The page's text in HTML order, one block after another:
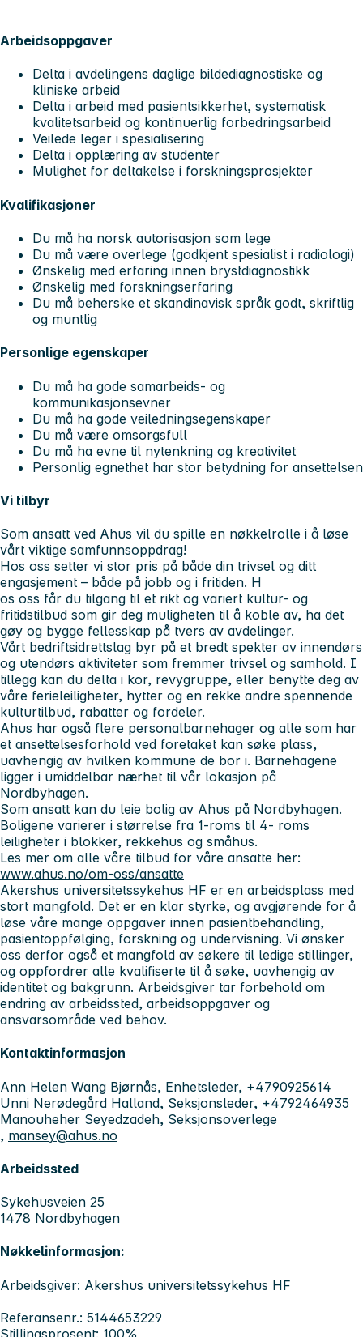
Arbeidsoppgaver
Delta i avdelingens daglige bildediagnostiske og
kliniske arbeid
Delta i arbeid med pasientsikkerhet, systematisk
kvalitetsarbeid og kontinuerlig forbedringsarbeid
Veilede leger i spesialisering
Delta i opplæring av studenter
Mulighet for deltakelse i forskningsprosjekter
Kvalifikasjoner
Du må ha norsk autorisasjon som lege
Du må være overlege (godkjent spesialist i radiologi)
Ønskelig med erfaring innen brystdiagnostikk
Ønskelig med forskningserfaring
Du må beherske et skandinavisk språk godt, skriftlig
og muntlig
Personlige egenskaper
Du må ha gode samarbeids- og
kommunikasjonsevner
Du må ha gode veiledningsegenskaper
Du må være omsorgsfull
Du må ha evne til nytenkning og kreativitet
Personlig egnethet har stor betydning for ansettelsen
Vi tilbyr
Som ansatt ved Ahus vil du spille en nøkkelrolle i å løse
vårt viktige samfunnsoppdrag!
Hos oss setter vi stor pris på både din trivsel og ditt
engasjement – både på jobb og i fritiden. H
os oss får du tilgang til et rikt og variert kultur- og
fritidstilbud som gir deg muligheten til å koble av, ha det
gøy og bygge fellesskap på tvers av avdelinger.
Vårt bedriftsidrettslag byr på et bredt spekter av innendørs
og utendørs aktiviteter som fremmer trivsel og samhold. I
tillegg kan du delta i kor, revygruppe, eller benytte deg av
våre ferieleiligheter, hytter og en rekke andre spennende
kulturtilbud, rabatter og fordeler.
Ahus har også flere personalbarnehager og alle som har
et ansettelsesforhold ved foretaket kan søke plass,
uavhengig av hvilken kommune de bor i. Barnehagene
ligger i umiddelbar nærhet til vår lokasjon på
Nordbyhagen.
Som ansatt kan du leie bolig av Ahus på Nordbyhagen.
Boligene varierer i størrelse fra 1-roms til 4- roms
leiligheter i blokker, rekkehus og småhus.
Les mer om alle våre tilbud for våre ansatte her:
www.ahus.no/om-oss/ansatte
Akershus universitetssykehus HF er en arbeidsplass med
stort mangfold. Det er en klar styrke, og avgjørende for å
løse våre mange oppgaver innen pasientbehandling,
pasientoppfølging, forskning og undervisning. Vi ønsker
oss derfor også et mangfold av søkere til ledige stillinger,
og oppfordrer alle kvalifiserte til å søke, uavhengig av
identitet og bakgrunn. Arbeidsgiver tar forbehold om
endring av arbeidssted, arbeidsoppgaver og
ansvarsområde ved behov.
Kontaktinformasjon
Ann Helen Wang Bjørnås, Enhetsleder, +4790925614
Unni Nerødegård Halland, Seksjonsleder, +4792464935
Manouheher Seyedzadeh, Seksjonsoverlege
, mansey@ahus.no
Arbeidssted
Sykehusveien 25
1478 Nordbyhagen
Nøkkelinformasjon:
Arbeidsgiver: Akershus universitetssykehus HF
Referansenr.: 5144653229
Stillingsprosent: 100%